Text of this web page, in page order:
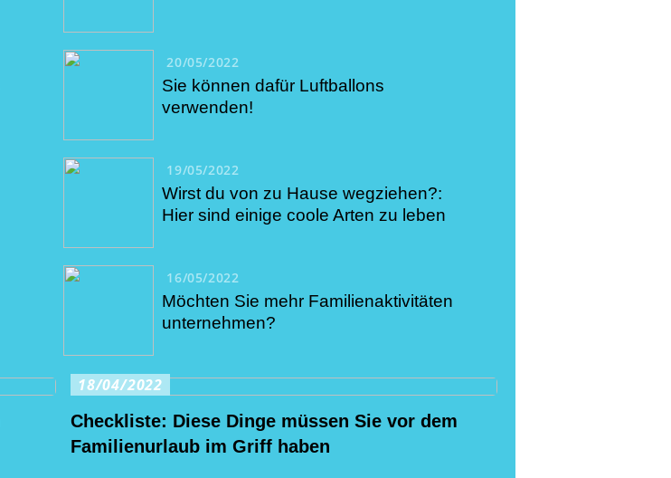
20/05/2022
Sie können dafür Luftballons
verwenden!
19/05/2022
Wirst du von zu Hause wegziehen?:
Hier sind einige coole Arten zu leben
16/05/2022
Möchten Sie mehr Familienaktivitäten
unternehmen?
18/04/2022
Checkliste: Diese Dinge müssen Sie vor dem
Familienurlaub im Griff haben